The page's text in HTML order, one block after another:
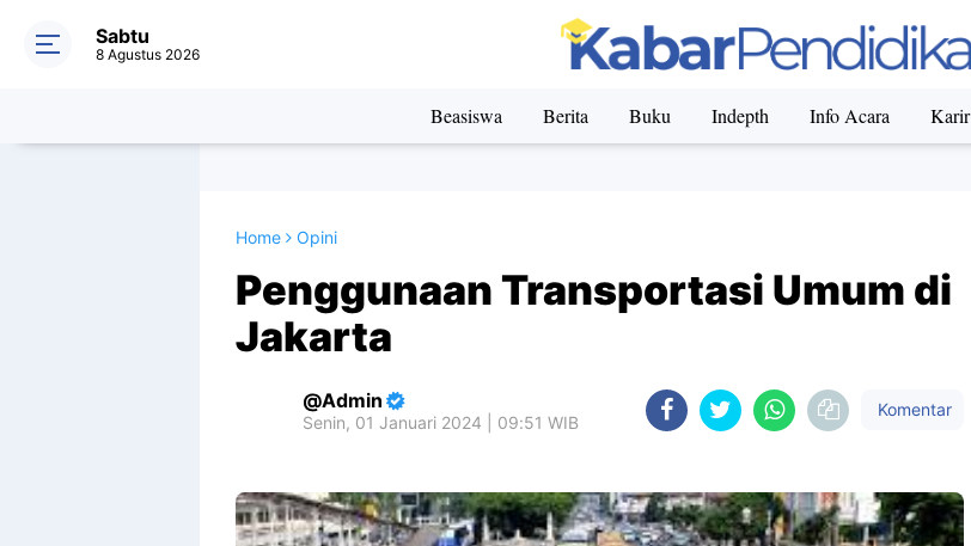
Sabtu
8 Agustus 2026
Beasiswa Berita Buku Indepth Info Acara Karir
Home Opini
Penggunaan Transportasi Umum di
Jakarta
Admin
Senin, 01 Januari 2024 | 09:51 WIB
Komentar